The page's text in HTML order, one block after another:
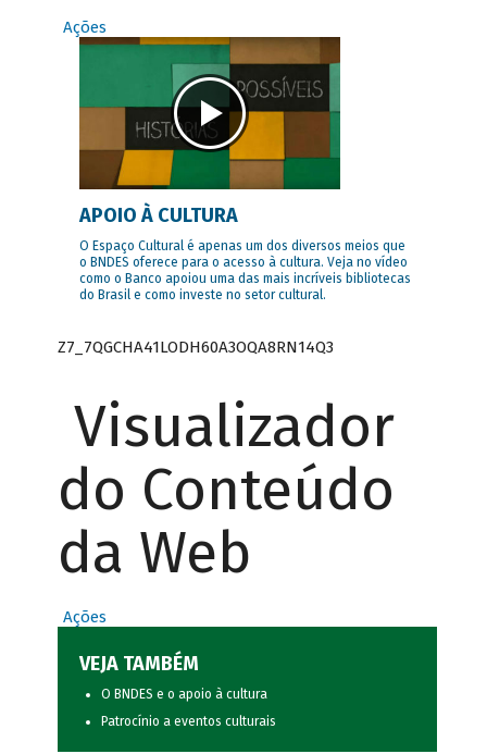
Ações
APOIO À CULTURA
O Espaço Cultural é apenas um dos diversos meios que
o BNDES oferece para o acesso à cultura. Veja no vídeo
como o Banco apoiou uma das mais incríveis bibliotecas
do Brasil e como investe no setor cultural.
Z7_7QGCHA41LODH60A3OQA8RN14Q3
Visualizador
do Conteúdo
da Web
Ações
VEJA TAMBÉM
O BNDES e o apoio à cultura
Patrocínio a eventos culturais